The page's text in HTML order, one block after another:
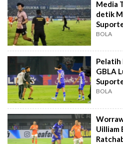
Media
detik
Dramatis
BOLA
Pelatih
GBLA
BOLA
Uilliam